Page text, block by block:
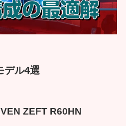
デル4選
ZEFT R60HN